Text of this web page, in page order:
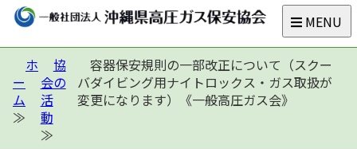
MENU
ホ
ー
ム
協
会の
活
動
容器保安規則の一部改正について（スクー
バダイビング用ナイトロックス・ガス取扱が
変更になります）《一般高圧ガス会》